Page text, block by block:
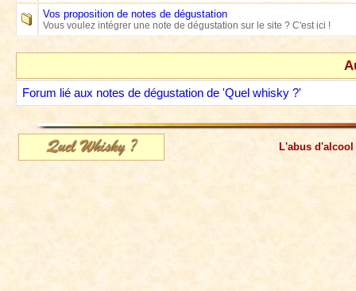
Vos proposition de notes de dégustation
Vous voulez intégrer une note de dégustation sur le site ? C'est ici !
Forum lié aux notes de dégustation de 'Quel whisky ?'
L'abus